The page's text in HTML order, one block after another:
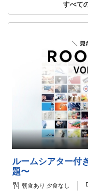
すべて
ルームシアター付
題〜
朝食あり 夕食なし